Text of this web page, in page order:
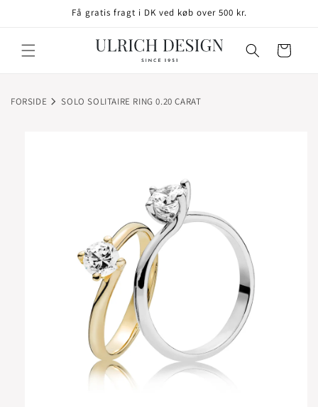
Få gratis fragt i DK ved køb over 500 kr.
Indkøbskurv
FORSIDE SOLO SOLITAIRE RING 0.20 CARAT